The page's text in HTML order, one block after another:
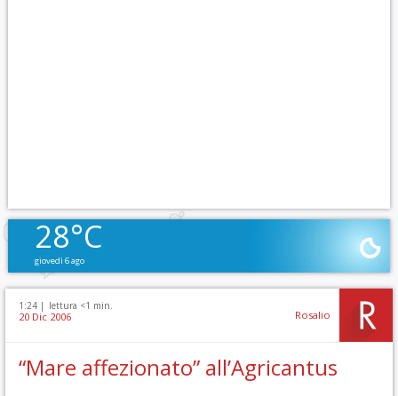
28°C
giovedì 6 ago
1:24 | lettura <1 min.
20 Dic 2006 Rosalio
“Mare affezionato” all’Agricantus